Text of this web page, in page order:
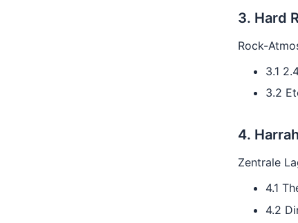
3. Hard
Rock-
3.1
3.2
4.
Zentrale
4.1
4.2